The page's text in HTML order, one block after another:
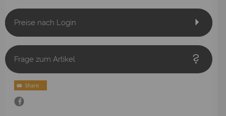
Preise nach Login
Frage zum Artikel